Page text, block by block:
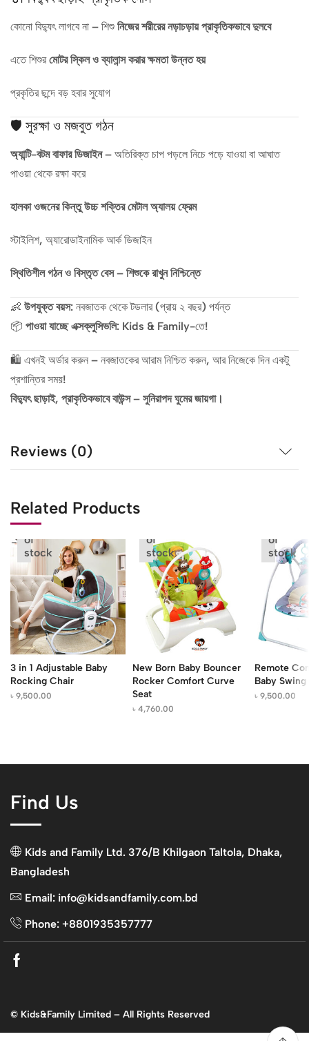
কোনো বিদ্যুৎ লাগবে না – শিশু নিজের শরীরের নড়াচড়ায় প্রাকৃতিকভাবে দুলবে
এতে শিশুরমোটর স্কিল ও ব্যালান্স করার ক্ষমতা উন্নত হয়
প্রকৃতির ছন্দে বড় হবার সুযোগ
🛡️ সুরক্ষা ও মজবুত গঠন
অ্যান্টি-বটম বাফার ডিজাইন– অতিরিক্ত চাপ পড়লে নিচে পড়ে যাওয়া বা আঘাত
পাওয়া থেকে রক্ষা করে
হালকা ওজনের কিন্তু উচ্চ শক্তির মেটাল অ্যালয় ফ্রেম
স্টাইলিশ, অ্যারোডাইনামিক আর্ক ডিজাইন
স্থিতিশীল গঠন ও বিস্তৃত বেস – শিশুকে রাখুন নিশ্চিন্তে
👶 উপযুক্ত বয়স: নবজাতক থেকে টডলার (প্রায় ২ বছর) পর্যন্ত
📦 পাওয়া যাচ্ছে এক্সক্লুসিভলি: Kids & Family-তে!
🛍️ এখনই অর্ডার করুন – নবজাতকের আরাম নিশ্চিত করুন, আর নিজেকে দিন একটু
প্রশান্তির সময়!
বিদ্যুৎ ছাড়াই, প্রাকৃতিকভাবে বাউন্স – সুনিরাপদ ঘুমের জায়গা।
Reviews (0)
Related Products
Out
of
stock
3 in 1 Adjustable Baby
Rocking Chair
৳ 9,500.00
of
stock
New Born Baby Bouncer
Rocker Comfort Curve
Seat
৳4,760.00
of
stock
Remote
Baby Swing
৳9,500.00
Find Us
Kids and Family Ltd. 376/B Khilgaon Taltola, Dhaka,
Bangladesh
Email: info@kidsandfamily.com.bd
Phone: +8801935357777
© Kids&Family Limited – All Rights Reserved